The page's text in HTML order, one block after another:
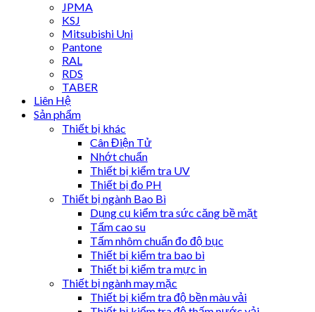
JPMA
KSJ
Mitsubishi Uni
Pantone
RAL
RDS
TABER
Liên Hệ
Sản phẩm
Thiết bị khác
Cân Điện Tử
Nhớt chuẩn
Thiết bị kiểm tra UV
Thiết bị đo PH
Thiết bị ngành Bao Bì
Dụng cụ kiểm tra sức căng bề mặt
Tấm cao su
Tấm nhôm chuẩn đo độ bục
Thiết bị kiểm tra bao bì
Thiết bị kiểm tra mực in
Thiết bị ngành may mặc
Thiết bị kiểm tra độ bền màu vải